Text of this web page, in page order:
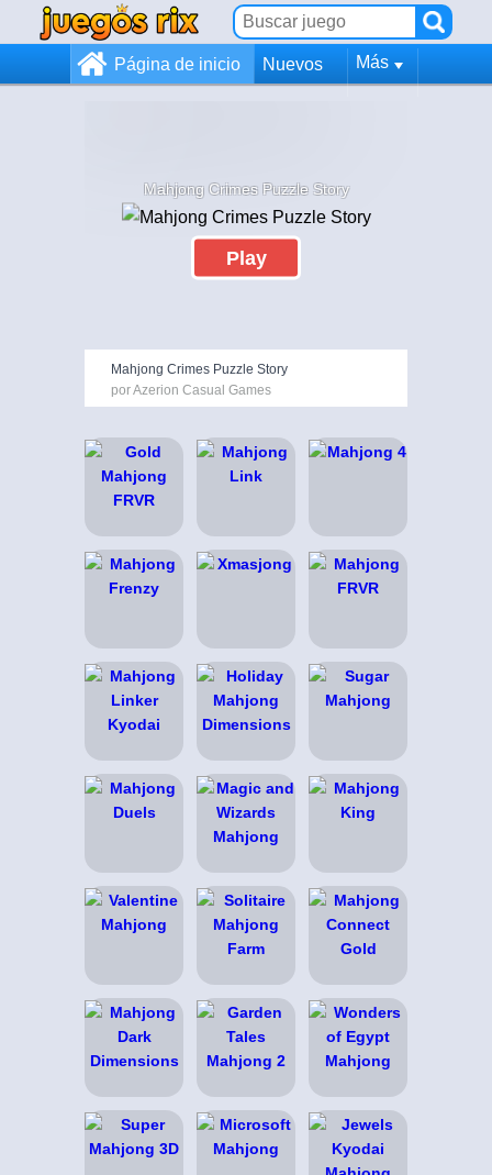
Página de inicio Nuevos Más
Mahjong Crimes Puzzle Story
Play
Mahjong Crimes Puzzle Story
por Azerion Casual Games